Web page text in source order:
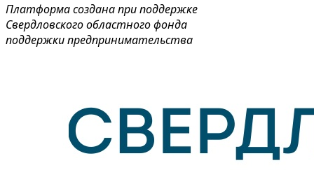
Платформа создана при поддержке
Свердловского областного фонда
поддержки предпринимательства